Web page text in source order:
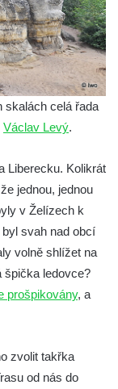
skalách celá řada
Václav Levý.
Liberecku. Kolikrát
jednou, jednou
v Želízech k
svah nad obcí
volně shlížet na
špička ledovce?
prošpikovány, a
zvolit takřka
od nás do